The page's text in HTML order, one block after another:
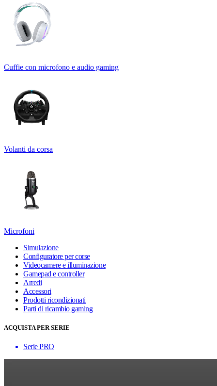
Cuffie con microfono e audio gaming
Volanti da corsa
Microfoni
Simulazione
Configuratore per corse
Videocamere e illuminazione
Gamepad e controller
Arredi
Accessori
Prodotti ricondizionati
Parti di ricambio gaming
ACQUISTA PER SERIE
Serie PRO